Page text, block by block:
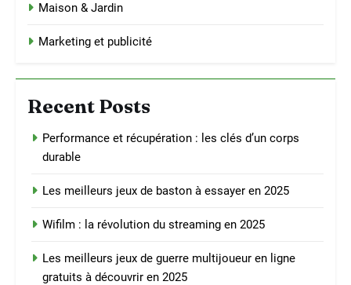
Maison & Jardin
Marketing et publicité
Recent Posts
Performance et récupération : les clés d’un corps
durable
Les meilleurs jeux de baston à essayer en 2025
Wifilm : la révolution du streaming en 2025
Les meilleurs jeux de guerre multijoueur en ligne
gratuits à découvrir en 2025